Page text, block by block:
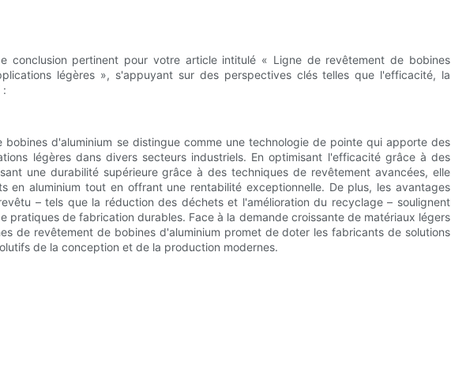
conclusion pertinent pour votre article intitulé « Ligne de revêtement de bobines
légères », s'appuyant sur des perspectives clés telles que l'efficacité, la
:
bobines d'aluminium se distingue comme une technologie de pointe qui apporte des
légères dans divers secteurs industriels. En optimisant l'efficacité grâce à des
une durabilité supérieure grâce à des techniques de revêtement avancées, elle
en aluminium tout en offrant une rentabilité exceptionnelle. De plus, les avantages
– tels que la réduction des déchets et l'amélioration du recyclage – soulignent
pratiques de fabrication durables. Face à la demande croissante de matériaux légers
de revêtement de bobines d'aluminium promet de doter les fabricants de solutions
de la conception et de la production modernes.